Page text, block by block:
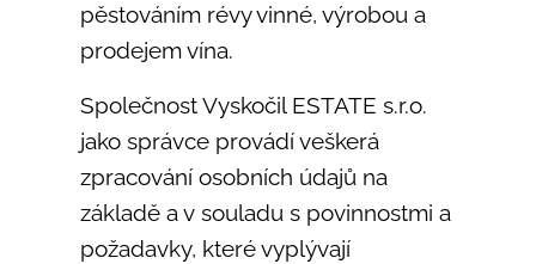
pěstováním révy vinné, výrobou a
prodejem vína.
Společnost Vyskočil ESTATE s.r.o.
jako správce provádí veškerá
zpracování osobních údajů na
základě a v souladu s povinnostmi a
požadavky, které vyplývají